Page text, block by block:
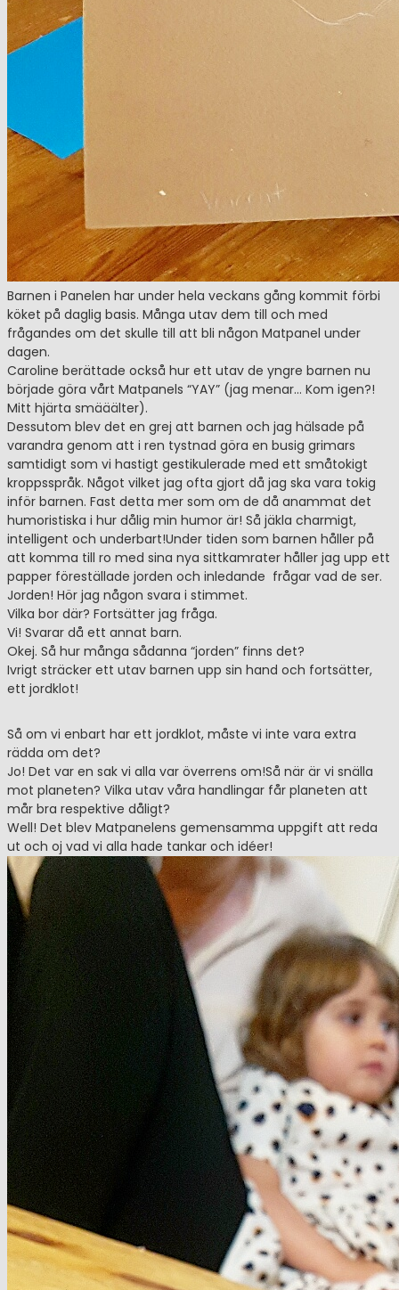
Barnen i Panelen har under hela veckans gång kommit förbi
köket på daglig basis. Många utav dem till och med
frågandes om det skulle till att bli någon Matpanel under
dagen.
Caroline berättade också hur ett utav de yngre barnen nu
började göra vårt Matpanels “YAY” (jag menar… Kom igen?!
Mitt hjärta smääälter).
Dessutom blev det en grej att barnen och jag hälsade på
varandra genom att i ren tystnad göra en busig grimars
samtidigt som vi hastigt gestikulerade med ett småtokigt
kroppsspråk. Något vilket jag ofta gjort då jag ska vara tokig
inför barnen. Fast detta mer som om de då anammat det
humoristiska i hur dålig min humor är! Så jäkla charmigt,
intelligent och underbart!Under tiden som barnen håller på
att komma till ro med sina nya sittkamrater håller jag upp ett
papper föreställade jorden och inledande frågar vad de ser.
Jorden! Hör jag någon svara i stimmet.
Vilka bor där? Fortsätter jag fråga.
Vi! Svarar då ett annat barn.
Okej. Så hur många sådanna “jorden” finns det?
Ivrigt sträcker ett utav barnen upp sin hand och fortsätter,
ett jordklot!
Så om vi enbart har ett jordklot, måste vi inte vara extra
rädda om det?
Jo! Det var en sak vi alla var överrens om!Så när är vi snälla
mot planeten? Vilka utav våra handlingar får planeten att
mår bra respektive dåligt?
Well! Det blev Matpanelens gemensamma uppgift att reda
ut och oj vad vi alla hade tankar och idéer!